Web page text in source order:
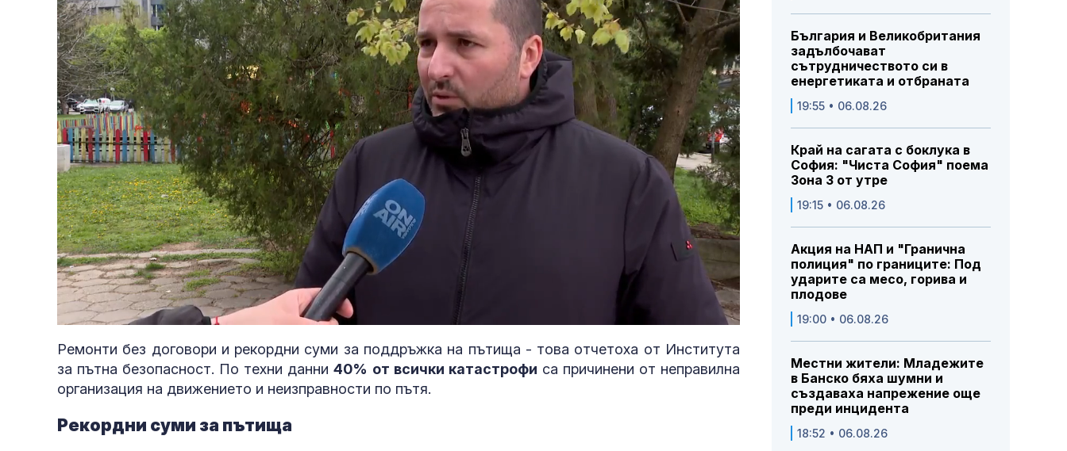
Unmute Loaded:
26.74%
Ремонти без договори и рекордни суми за поддръжка на пътища - това отчетоха от Института
за пътна безопасност. По техни данни40% от всички катастрофи са причинени от неправилна
организация на движението и неизправности по пътя.
Рекордни суми за пътища
България и Великобритания
задълбочават
сътрудничеството си в
енергетиката и отбраната
19:55 • 06.08.26
Край на сагата с боклука в
София: "Чиста София" поема
Зона 3 от утре
19:15 • 06.08.26
Акция на НАП и "Гранична
полиция" по границите: Под
ударите са месо, горива и
плодове
19:00 • 06.08.26
Местни жители: Младежите
в Банско бяха шумни и
създаваха напрежение още
преди инцидента
18:52 • 06.08.26